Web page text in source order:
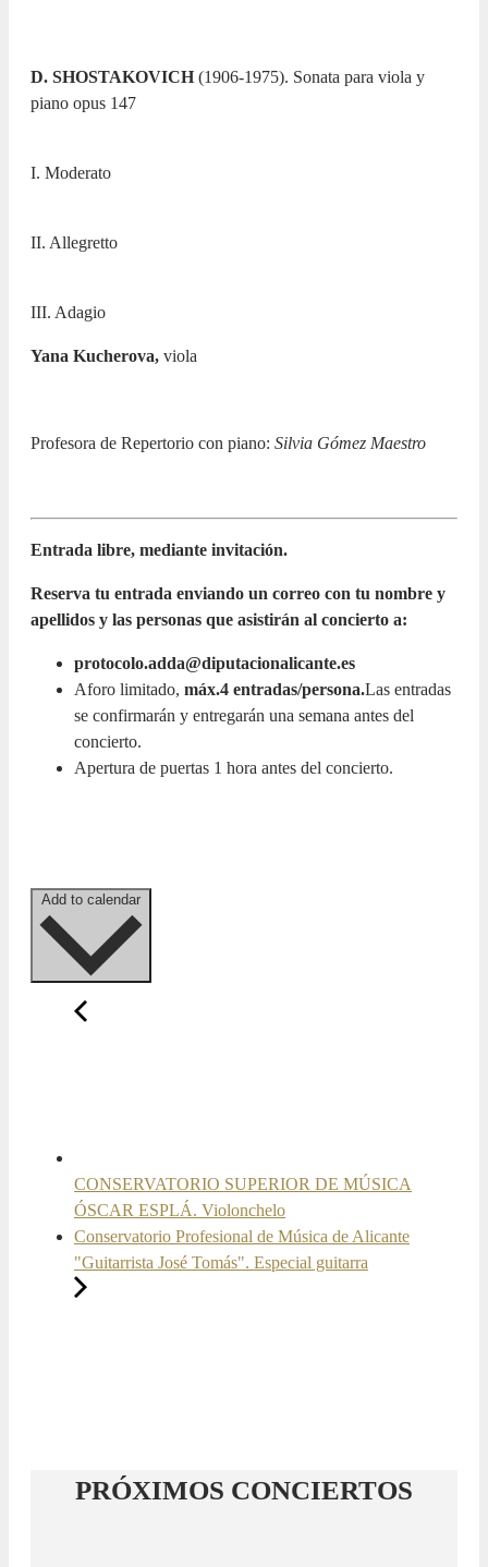
D. SHOSTAKOVICH (1906-1975). Sonata para viola y
piano opus 147
I. Moderato
II. Allegretto
III. Adagio
Yana Kucherova, viola
Profesora de Repertorio con piano: Silvia Gómez Maestro
Entrada libre, mediante invitación.
Reserva tu entrada enviando un correo con tu nombre y
apellidos y las personas que asistirán al concierto a:
protocolo.adda@diputacionalicante.es
Aforo limitado, máx.4 entradas/persona.Las entradas
se confirmarán y entregarán una semana antes del
concierto.
Apertura de puertas 1 hora antes del concierto.
CONSERVATORIO SUPERIOR DE MÚSICA
ÓSCAR ESPLÁ. Violonchelo
Conservatorio Profesional de Música de Alicante
"Guitarrista José Tomás". Especial guitarra
PRÓXIMOS CONCIERTOS